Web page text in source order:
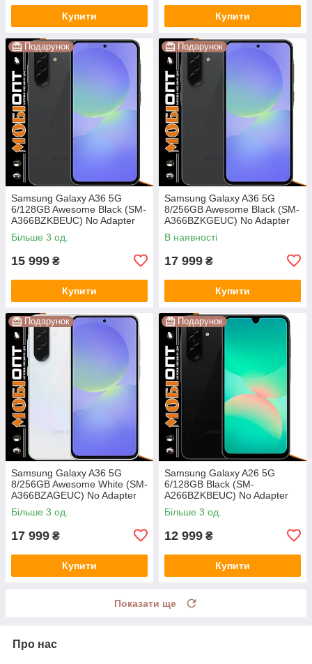
Купити Купити
Подарунок
Samsung Galaxy A36 5G
6/128GB Awesome Black (SM-
A366BZKBEUC) No Adapter
UA UCRF
Більше 3 од.
15 999 ₴
Купити
Подарунок
Samsung Galaxy A36 5G
8/256GB Awesome Black (SM-
A366BZKGEUC) No Adapter
UA UCRF
В наявності
17 999 ₴
Купити
Подарунок
Samsung Galaxy A36 5G
8/256GB Awesome White (SM-
A366BZAGEUC) No Adapter
UA UCRF
Більше 3 од.
17 999 ₴
Купити
Подарунок
Samsung Galaxy A26 5G
6/128GB Black (SM-
A266BZKBEUC) No Adapter
UA UCRF
Більше 3 од.
12 999 ₴
Купити
Показати ще
Про нас